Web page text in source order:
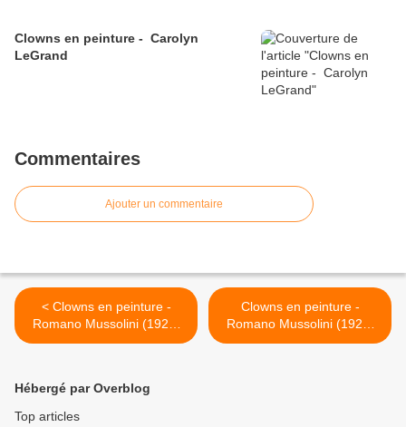
Clowns en peinture - Carolyn
LeGrand
Commentaires
Ajouter un commentaire
< Clowns en peinture -
Romano Mussolini (1927-
2006)
Clowns en peinture -
Romano Mussolini (1927-
2006) >
Hébergé par Overblog
Top articles